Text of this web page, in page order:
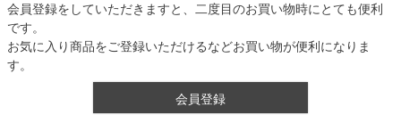
会員登録をしていただきますと、二度目のお買い物時にとても便利
です。
お気に入り商品をご登録いただけるなどお買い物が便利になりま
す。
会員登録